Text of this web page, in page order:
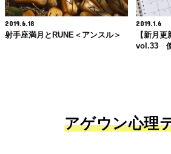
2019.6.18
射手座満月とRUNE＜アンスル＞
2019.1.6
【新月
vol.33
アゲウン心理